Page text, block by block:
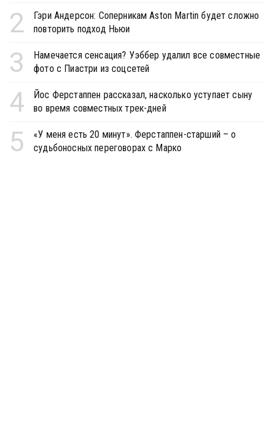
2
Гэри Андерсон: Соперникам Aston Martin будет сложно
повторить подход Ньюи
3
Намечается сенсация? Уэббер удалил все совместные
фото с Пиастри из соцсетей
4
Йос Ферстаппен рассказал, насколько уступает сыну
во время совместных трек-дней
5
«У меня есть 20 минут». Ферстаппен-старший – о
судьбоносных переговорах с Марко